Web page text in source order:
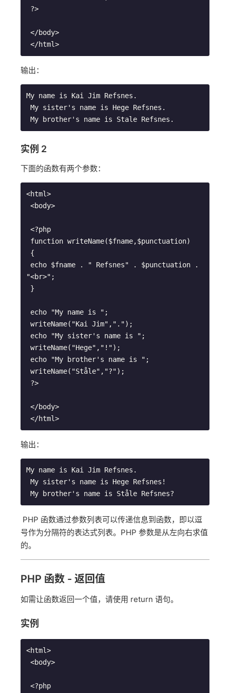
?>
</body>
</html>
输出：
My name is Kai Jim Refsnes.
My sister's name is Hege Refsnes.
My brother's name is Stale Refsnes.
实例 2
下面的函数有两个参数：
<html>
<body>
<?php
function writeName($fname,$punctuation)
{
"<br>";
}
echo "My name is ";
writeName("Kai Jim",".");
echo "My sister's name is ";
writeName("Hege","!");
echo "My brother's name is ";
writeName("Ståle","?");
?>
</body>
</html>
输出：
My name is Kai Jim Refsnes.
My sister's name is Hege Refsnes!
My brother's name is Ståle Refsnes?
PHP 函数通过参数列表可以传递信息到函数，即以逗
号作为分隔符的表达式列表。PHP 参数是从左向右求值
的。
PHP 函数 - 返回值
如需让函数返回一个值，请使用 return 语句。
实例
<html>
<body>
<?php